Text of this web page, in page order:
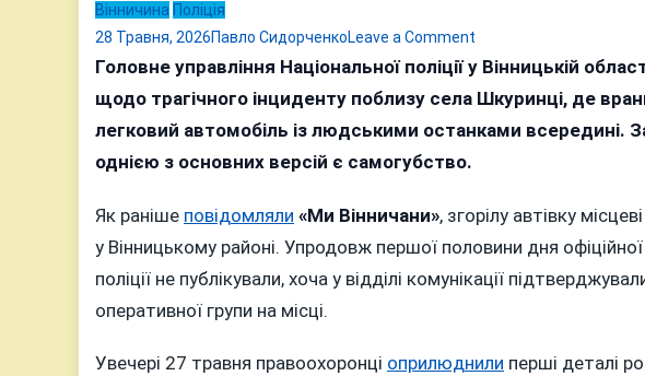
Вінничина Поліція
28 Травня, 2026Павло СидорченкоLeave a Comment
Самогубство:
поліція
чоловіка
у
спаленому
Шкуринців
Головне управління Національної поліції у Вінницькій
щодо трагічного інциденту поблизу села Шкуринці, де
легковий автомобіль із людськими останками всередині.
однією з основних версій є самогубство.
Як раніше повідомляли «Ми Вінничани», згорілу автівку
у Вінницькому районі. Упродовж першої половини дня
поліції не публікували, хоча у відділі комунікації
оперативної групи на місці.
Увечері 27 травня правоохоронці оприлюднили перші деталі